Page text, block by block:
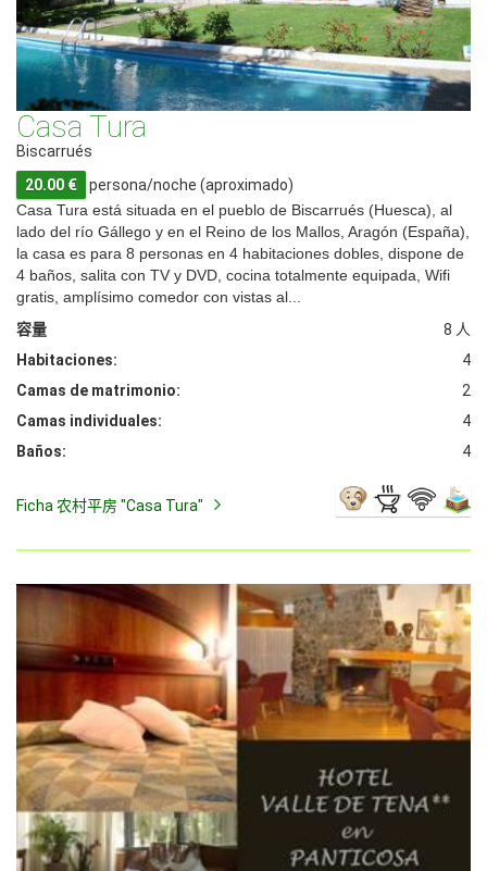
Casa Tura
Biscarrués
20.00 €
persona/noche (aproximado)
Casa Tura está situada en el pueblo de Biscarrués (Huesca), al
lado del río Gállego y en el Reino de los Mallos, Aragón (España),
la casa es para 8 personas en 4 habitaciones dobles, dispone de
4 baños, salita con TV y DVD, cocina totalmente equipada, Wifi
gratis, amplísimo comedor con vistas al...
容量
8 人
Habitaciones:
4
Camas de matrimonio:
2
Camas individuales:
4
Baños:
4
Ficha 农村平房 "Casa Tura"